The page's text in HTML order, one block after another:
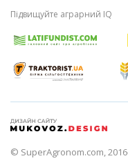
Підвищуйте аграрний IQ
© SuperAgronom.com,